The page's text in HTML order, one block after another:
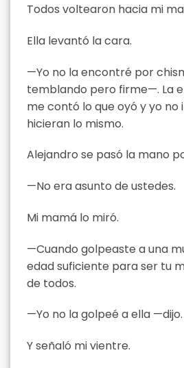
Todos voltearon hacia mi
Ella levantó la cara.
—Yo no la encontré por
temblando pero firme—. La
me contó lo que oyó y yo no
hicieran lo mismo.
Alejandro se pasó la mano
—No era asunto de ustedes.
Mi mamá lo miró.
—Cuando golpeaste a una
edad suficiente para ser tu
de todos.
—Yo no la golpeé a ella —dijo.
Y señaló mi vientre.